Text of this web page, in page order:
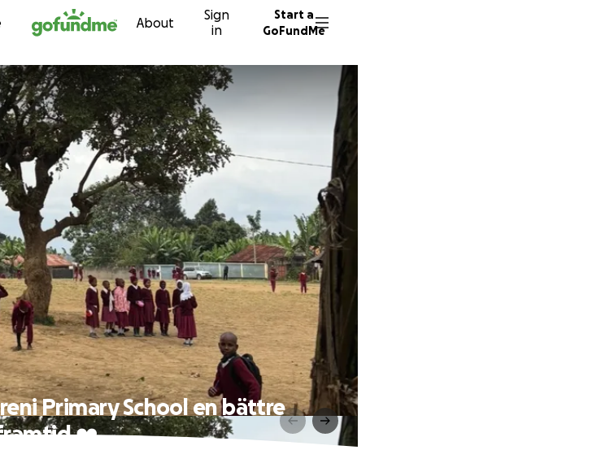
to content About
Sign
in
Start a
GoFundMe
Primary School en bättre
❤️